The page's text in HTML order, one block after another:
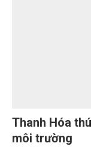
Thanh Hóa
môi trường